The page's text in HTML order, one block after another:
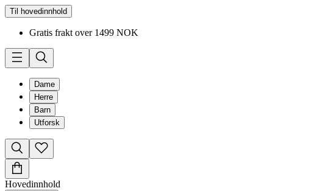
Til hovedinnhold
Gratis frakt over 1499 NOK
Dame
Herre
Barn
Utforsk
Hovedinnhold